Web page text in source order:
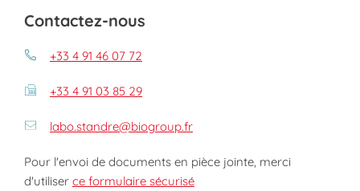
Contactez-nous
+33 4 91 46 07 72
+33 4 91 03 85 29
labo.standre@biogroup.fr
Pour l'envoi de documents en pièce jointe, merci
d'utiliser ce formulaire sécurisé